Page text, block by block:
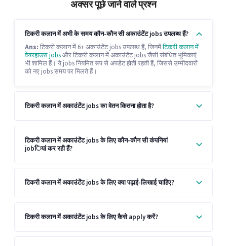
अक्सर पूछे जाने वाले प्रश्न
टिकरी कलान में अभी के समय कौन-कौन सी अकाउंटेंट jobs उपलब्ध हैं?
Ans: टिकरी कलान में 6+ अकाउंटेंट jobs उपलब्ध हैं, जिनमेंटिकरी कलान में
वेयरहाउस jobsऔर टिकरी कलान में अकाउंटेंट jobs जैसी संबंधित भूमिकाएं
भी शामिल हैं। ये jobs नियमित रूप से अपडेट होती रहती हैं, जिससे उम्मीदवारों
को नए jobs समय पर मिलते हैं।
टिकरी कलान में अकाउंटेंट jobs का वेतन कितना होता है?
टिकरी कलान में अकाउंटेंट jobs के लिए कौन-कौन सी कंपनियां
jobियां कर रही हैं?
टिकरी कलान में अकाउंटेंट jobs के लिए क्या पढ़ाई-लिखाई चाहिए?
टिकरी कलान में अकाउंटेंट jobs के लिए कैसे apply करें?